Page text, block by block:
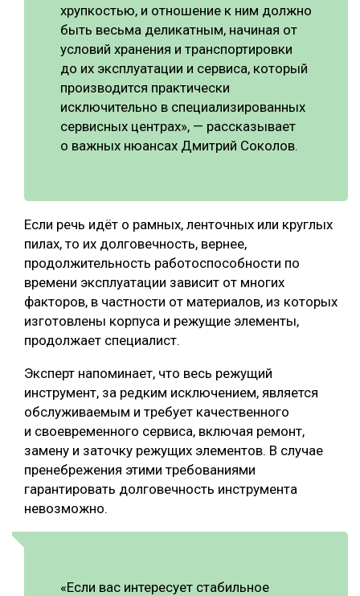
хрупкостью, и отношение к ним должно
быть весьма деликатным, начиная от
условий хранения и транспортировки
до их эксплуатации и сервиса, который
производится практически
исключительно в специализированных
сервисных центрах», — рассказывает
о важных нюансах Дмитрий Соколов.
Если речь идёт о рамных, ленточных или круглых
пилах, то их долговечность, вернее,
продолжительность работоспособности по
времени эксплуатации зависит от многих
факторов, в частности от материалов, из которых
изготовлены корпуса и режущие элементы,
продолжает специалист.
Эксперт напоминает, что весь режущий
инструмент, за редким исключением, является
обслуживаемым и требует качественного
и своевременного сервиса, включая ремонт,
замену и заточку режущих элементов. В случае
пренебрежения этими требованиями
гарантировать долговечность инструмента
невозможно.
«Если вас интересует стабильное